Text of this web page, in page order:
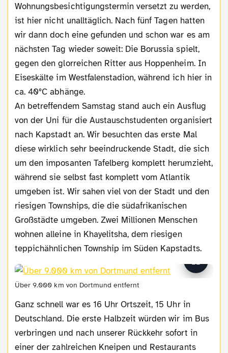
Wohnungsbesichtigungstermin versetzt zu werden,
ist hier nicht unalltäglich. Nach fünf Tagen hatten
wir dann doch eine gefunden und schon war es am
nächsten Tag wieder soweit: Die Borussia spielt,
gegen den glorreichen Ritter aus Hoppenheim. In
Eiseskälte im Westfalenstadion, während ich hier in
ca. 40°C abhänge.
An betreffendem Samstag stand auch ein Ausflug
von der Uni für die Austauschstudenten organisiert
nach Kapstadt an. Wir besuchten das erste Mal
diese wirklich sehr beeindruckende Stadt, die sich
um den imposanten Tafelberg komplett herumzieht,
während sie selbst fast komplett vom Atlantik
umgeben ist. Wir sahen viel von der Stadt und den
riesigen Townships, die die südafrikanischen
Großstädte umgeben. Zwei Millionen Menschen
wohnen alleine in Khayelitsha, dem riesigen
teppichähnlichen Township im Süden Kapstadts.
Über 9.000 km von Dortmund entfernt
Ganz schnell war es 16 Uhr Ortszeit, 15 Uhr in
Deutschland. Die erste Halbzeit würden wir im Bus
verbringen und nach unserer Rückkehr sofort in
einer der zahlreichen Kneipen und Restaurants